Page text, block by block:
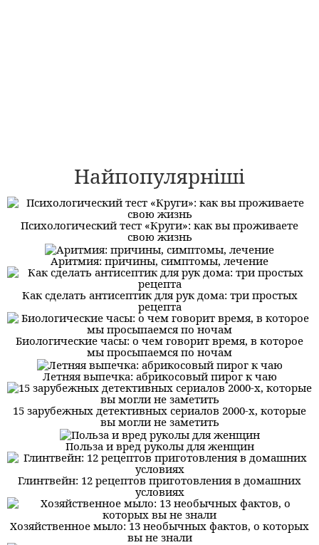
Найпопулярніші
Психологический тест «Круги»: как вы проживаете
свою жизнь
Аритмия: причины, симптомы, лечение
Как сделать антисептик для рук дома: три простых
рецепта
Биологические часы: о чем говорит время, в которое
мы просыпаемся по ночам
Летняя выпечка: абрикосовый пирог к чаю
15 зарубежных детективных сериалов 2000-х, которые
вы могли не заметить
Польза и вред руколы для женщин
Глинтвейн: 12 рецептов приготовления в домашних
условиях
Хозяйственное мыло: 13 необычных фактов, о которых
вы не знали